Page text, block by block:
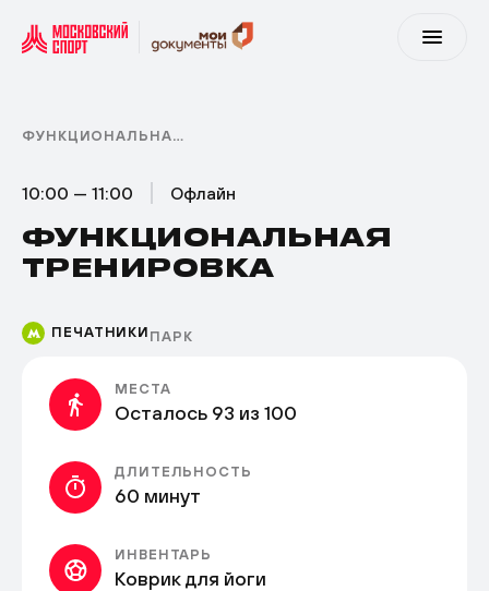
ФУНКЦИОНАЛЬНАЯ ТРЕНИРОВКА
10:00 — 11:00 Офлайн
ФУНКЦИОНАЛЬНАЯ
ТРЕНИРОВКА
ПЕЧАТНИКИ ПАРК
МЕСТА
Осталось 93 из 100
ДЛИТЕЛЬНОСТЬ
60 минут
ИНВЕНТАРЬ
Коврик для йоги